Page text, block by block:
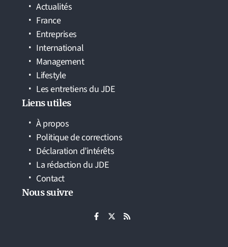
Actualités
France
Entreprises
International
Management
Lifestyle
Les entretiens du JDE
Liens utiles
À propos
Politique de corrections
Déclaration d’intérêts
La rédaction du JDE
Contact
Nous suivre